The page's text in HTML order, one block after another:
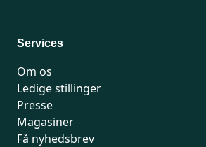
Services
Om os
Ledige stillinger
Presse
Magasiner
Få nyhedsbrev